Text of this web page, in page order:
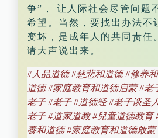
争”， 让人际社会尽管问题
希望。当然，要找出办法不
变坏，是成年人的共同责任
请大声说出来。
#人品道德 #慈悲和道德 #修养
道德 #家庭教育和道德启蒙 #老
老子 #老子 #道德经 #老子谈圣
老子 #道家道教 #兒童道德教育
養和道德 #家庭教育和道德啟